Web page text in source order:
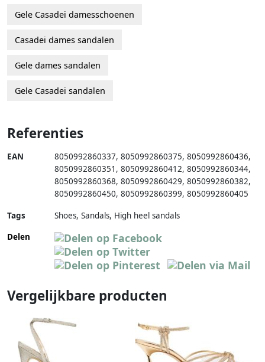
Gele Casadei damesschoenen
Casadei dames sandalen
Gele dames sandalen
Gele Casadei sandalen
Referenties
EAN 8050992860337, 8050992860375, 8050992860436,
8050992860351 , 8050992860412, 8050992860344,
8050992860368, 8050992860429, 8050992860382,
8050992860450, 8050992860399, 8050992860405
Tags
Shoes, Sandals, High heel sandals
Delen
Vergelijkbare producten